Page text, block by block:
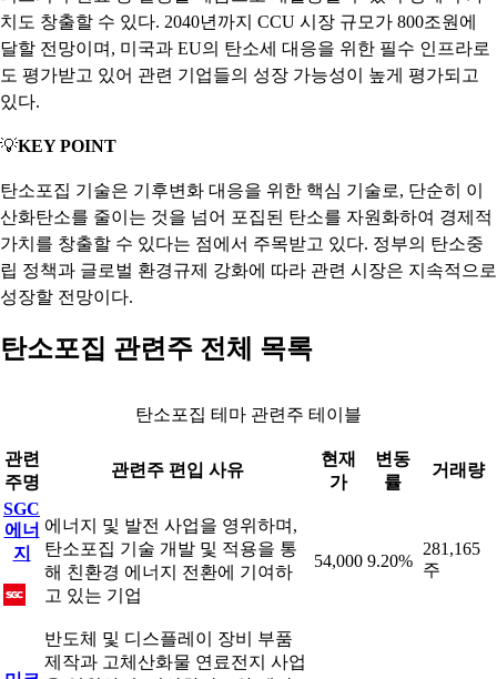
치도 창출할 수 있다. 2040년까지 CCU 시장 규모가 800조원에
달할 전망이며, 미국과 EU의 탄소세 대응을 위한 필수 인프라로
도 평가받고 있어 관련 기업들의 성장 가능성이 높게 평가되고
있다.
💡KEY POINT
탄소포집 기술은 기후변화 대응을 위한 핵심 기술로, 단순히 이
산화탄소를 줄이는 것을 넘어 포집된 탄소를 자원화하여 경제적
가치를 창출할 수 있다는 점에서 주목받고 있다. 정부의 탄소중
립 정책과 글로벌 환경규제 강화에 따라 관련 시장은 지속적으로
성장할 전망이다.
탄소포집 관련주 전체 목록
탄소포집 테마 관련주 테이블
관련
주명
관련주 편입 사유
현재
가
변동
률
거래량
SGC
에너
지
에너지 및 발전 사업을 영위하며,
탄소포집 기술 개발 및 적용을 통
해 친환경 에너지 전환에 기여하
고 있는 기업
54,000 9.20%
281,165
주
반도체 및 디스플레이 장비 부품
제작과 고체산화물 연료전지 사업